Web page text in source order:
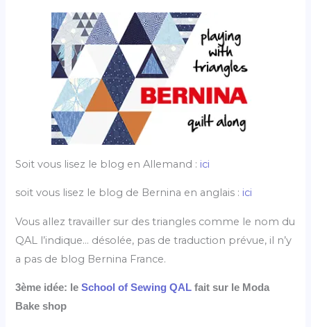
Soit vous lisez le blog en Allemand : ici
soit vous lisez le blog de Bernina en anglais : ici
Vous allez travailler sur des triangles comme le nom du
QAL l’indique… désolée, pas de traduction prévue, il n’y
a pas de blog Bernina France.
3ème idée: leSchool of Sewing QAL fait sur le Moda
Bake shop